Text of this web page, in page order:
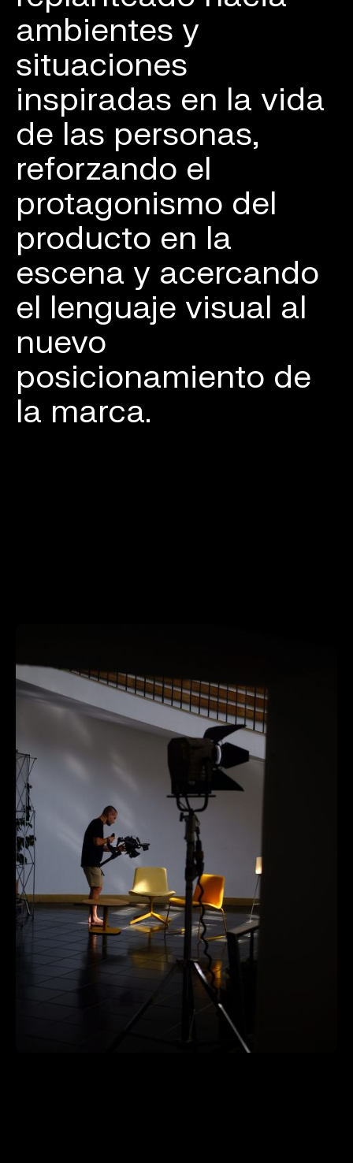
ambientes y
situaciones
inspiradas en la vida
de las personas,
reforzando el
protagonismo del
producto en la
escena y acercando
el lenguaje visual al
nuevo
posicionamiento de
la marca.